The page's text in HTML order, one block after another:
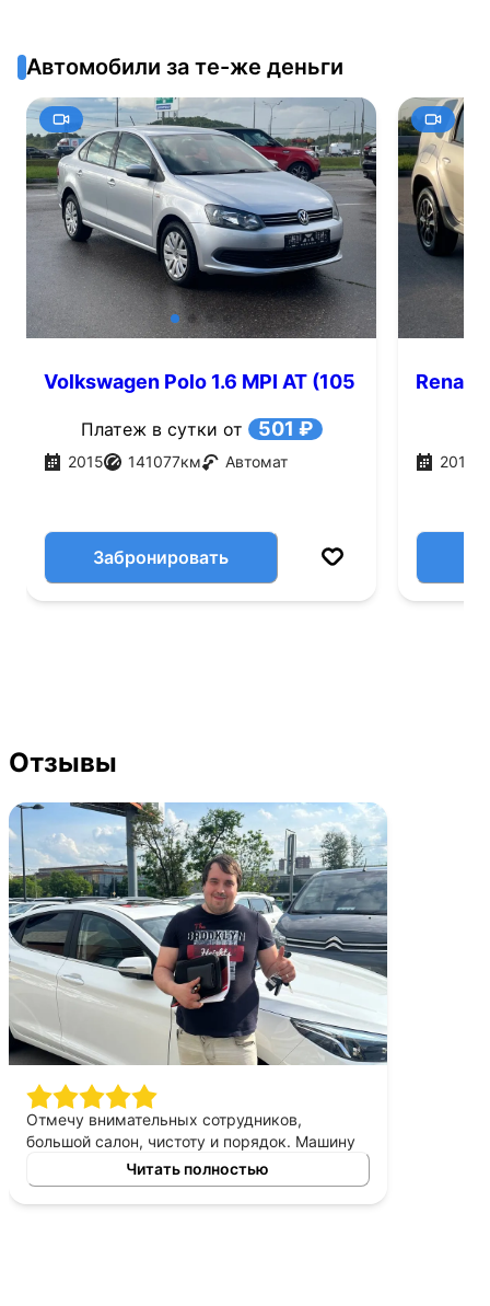
Автомобили за те-же деньги
Volkswagen Polo 1.6 MPI AT (105
Платеж в сутки от 501 ₽
2015 141077км Автомат
Забронировать
2016
Отзывы
Отмечу внимательных сотрудников,
большой салон, чистоту и порядок. Машину
приобретали в аренду под выкуп. Все
условия понравились, не было замечено
отрицательных моментов при обсуждении и
Читать полностью